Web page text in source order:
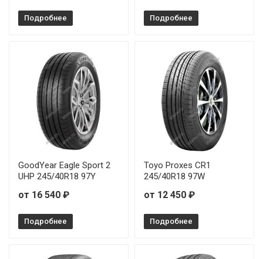
Подробнее Подробнее
GoodYear Eagle Sport 2
UHP 245/40R18 97Y
от 16 540 ₽
Подробнее
Toyo Proxes CR1
245/40R18 97W
от 12 450 ₽
Подробнее